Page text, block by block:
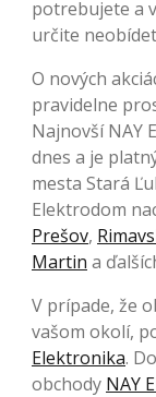
potrebujete a
určite
O nových
pravidelne
Najnovší NAY
dnes a je
mesta Stará
Elektrodom
Prešov,
Martin a
V prípade, že
vašom okolí,
Elektronika.
obchody NAY